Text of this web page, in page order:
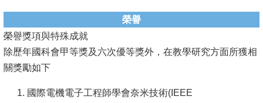
徵
才
相
關
榮譽
榮譽獎項與特殊成就
除歷年國科會甲等獎及六次優等獎外，在教學研究方面所獲相
關獎勵如下
國際電機電子工程師學會奈米技術(IEEE